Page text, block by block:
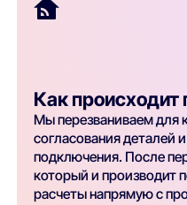
Как
Мы перезваниваем для
согласования деталей
подключения. После
который и производит
расчеты напрямую с